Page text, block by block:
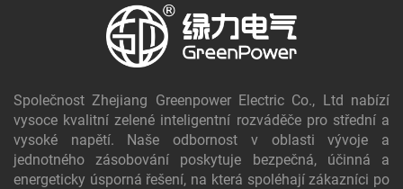
Společnost Zhejiang Greenpower Electric Co., Ltd nabízí
vysoce kvalitní zelené inteligentní rozváděče pro střední a
vysoké napětí. Naše odbornost v oblasti vývoje a
jednotného zásobování poskytuje bezpečná, účinná a
energeticky úsporná řešení, na která spoléhají zákazníci po